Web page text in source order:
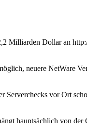
Milliarden Dollar an
neuere NetWare
Serverchecks vor Ort
hauptsächlich von